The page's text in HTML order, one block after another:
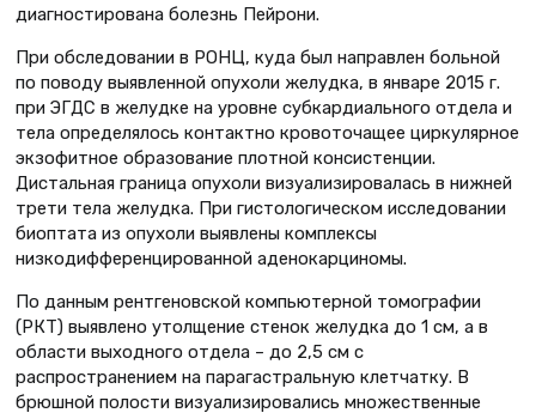
диагностирована болезнь Пейрони.
При обследовании в РОНЦ, куда был направлен больной
по поводу выявленной опухоли желудка, в январе 2015 г.
при ЭГДС в желудке на уровне субкардиального отдела и
тела определялось контактно кровоточащее циркулярное
экзофитное образование плотной консистенции.
Дистальная граница опухоли визуализировалась в нижней
трети тела желудка. При гистологическом исследовании
биоптата из опухоли выявлены комплексы
низкодифференцированной аденокарциномы.
По данным рентгеновской компьютерной томографии
(РКТ) выявлено утолщение стенок желудка до 1 см, а в
области выходного отдела – до 2,5 см с
распространением на парагастральную клетчатку. В
брюшной полости визуализировались множественные